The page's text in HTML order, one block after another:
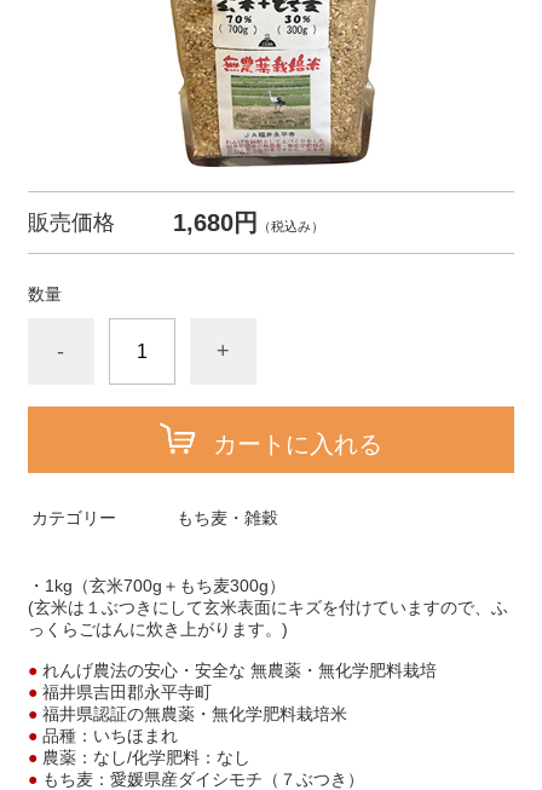
販売価格 1,680円 （税込み）
数量
- +
カートに入れる
カテゴリー もち麦・雑穀
・1kg（玄米700g＋もち麦300g）
(玄米は１ぶつきにして玄米表面にキズを付けていますので、ふ
っくらごはんに炊き上がります。)
● れんげ農法の安心・安全な 無農薬・無化学肥料栽培
● 福井県吉田郡永平寺町
● 福井県認証の無農薬・無化学肥料栽培米
● 品種：いちほまれ
● 農薬：なし/化学肥料：なし
● もち麦：愛媛県産ダイシモチ（７ぶつき）